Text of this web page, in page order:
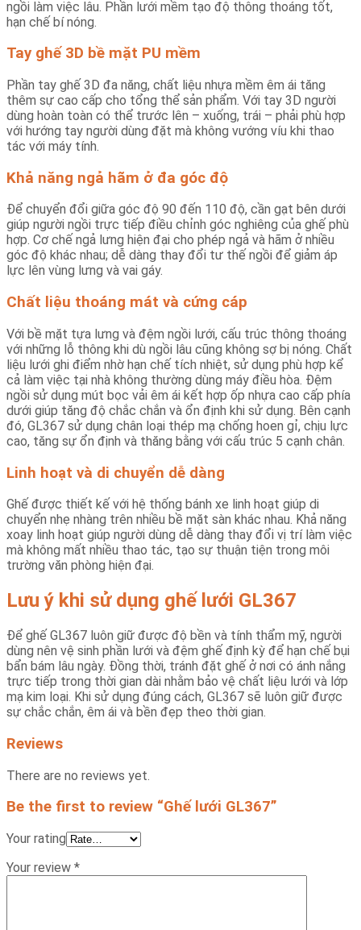
ngồi làm việc lâu. Phần lưới mềm tạo độ thông thoáng tốt,
hạn chế bí nóng.
Tay ghế 3D bề mặt PU mềm
Phần tay ghế 3D đa năng, chất liệu nhựa mềm êm ái tăng
thêm sự cao cấp cho tổng thể sản phẩm. Với tay 3D người
dùng hoàn toàn có thể trước lên – xuống, trái – phải phù hợp
với hướng tay người dùng đặt mà không vướng víu khi thao
tác với máy tính.
Khả năng ngả hãm ở đa góc độ
Để chuyển đổi giữa góc độ 90 đến 110 độ, cần gạt bên dưới
giúp người ngồi trực tiếp điều chỉnh góc nghiêng của ghế phù
hợp. Cơ chế ngả lưng hiện đại cho phép ngả và hãm ở nhiều
góc độ khác nhau; dễ dàng thay đổi tư thế ngồi để giảm áp
lực lên vùng lưng và vai gáy.
Chất liệu thoáng mát và cứng cáp
Với bề mặt tựa lưng và đệm ngồi lưới, cấu trúc thông thoáng
với những lỗ thông khi dù ngồi lâu cũng không sợ bị nóng. Chất
liệu lưới ghi điểm nhờ hạn chế tích nhiệt, sử dụng phù hợp kể
cả làm việc tại nhà không thường dùng máy điều hòa. Đệm
ngồi sử dụng mút bọc vải êm ái kết hợp ốp nhựa cao cấp phía
dưới giúp tăng độ chắc chắn và ổn định khi sử dụng. Bên cạnh
đó, GL367 sử dụng chân loại thép mạ chống hoen gỉ, chịu lực
cao, tăng sự ổn định và thăng bằng với cấu trúc 5 cạnh chân.
Linh hoạt và di chuyển dễ dàng
Ghế được thiết kế với hệ thống bánh xe linh hoạt giúp di
chuyển nhẹ nhàng trên nhiều bề mặt sàn khác nhau. Khả năng
xoay linh hoạt giúp người dùng dễ dàng thay đổi vị trí làm việc
mà không mất nhiều thao tác, tạo sự thuận tiện trong môi
trường văn phòng hiện đại.
Lưu ý khi sử dụng ghế lưới GL367
Để ghế GL367 luôn giữ được độ bền và tính thẩm mỹ, người
dùng nên vệ sinh phần lưới và đệm ghế định kỳ để hạn chế bụi
bẩn bám lâu ngày. Đồng thời, tránh đặt ghế ở nơi có ánh nắng
trực tiếp trong thời gian dài nhằm bảo vệ chất liệu lưới và lớp
mạ kim loại. Khi sử dụng đúng cách, GL367 sẽ luôn giữ được
sự chắc chắn, êm ái và bền đẹp theo thời gian.
Reviews
There are no reviews yet.
Be the first to review “Ghế lưới GL367”
Your rating
Your review *